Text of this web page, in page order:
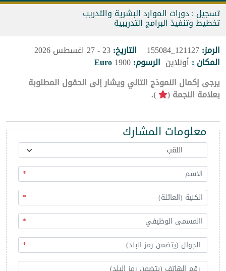
تسجيل : دورات الموارد البشرية والتدريب
تخطيط وتنفيذ البرامج التدريبية
الرمز:
التاريخ:
المكان : أونلاين الرسوم:1900
Euro
يرجى إكمال النموذج التالي ويشار إلى الحقول المطلوبة
بعلامة النجمة ( ).
معلومات المشارك
*
*
*
*